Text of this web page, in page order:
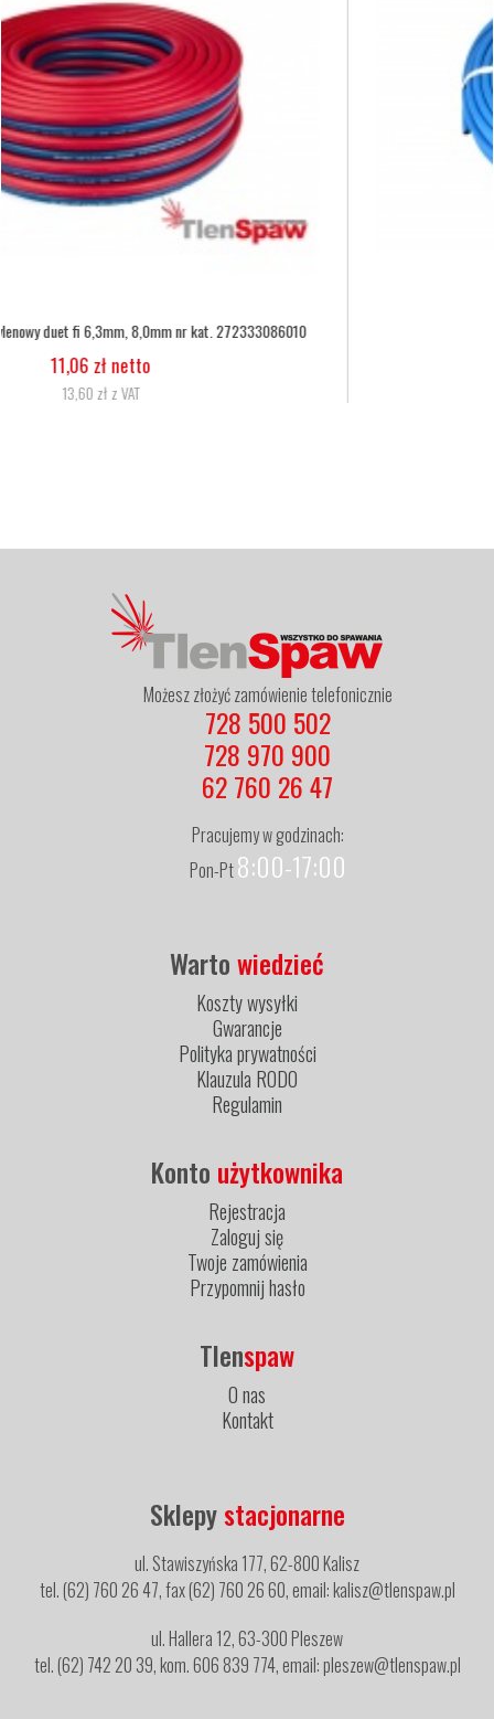
Wąż tlenowy fi 6,3
Możesz złożyć zamówienie telefonicznie
728 500 502
728 970 900
62 760 26 47
Pracujemy w godzinach:
Pon-Pt8:00-17:00
Wartowiedzieć
Koszty wysyłki
Gwarancje
Polityka prywatności
Klauzula RODO
Regulamin
Konto użytkownika
Rejestracja
Zaloguj się
Twoje zamówienia
Przypomnij hasło
Tlenspaw
O nas
Kontakt
Sklepystacjonarne
ul. Stawiszyńska 177, 62-800 Kalisz
tel. (62) 760 26 47, fax (62) 760 26 60, email: kalisz@tlenspaw.pl
ul. Hallera 12, 63-300 Pleszew
tel. (62) 742 20 39, kom. 606 839 774, email: pleszew@tlenspaw.pl